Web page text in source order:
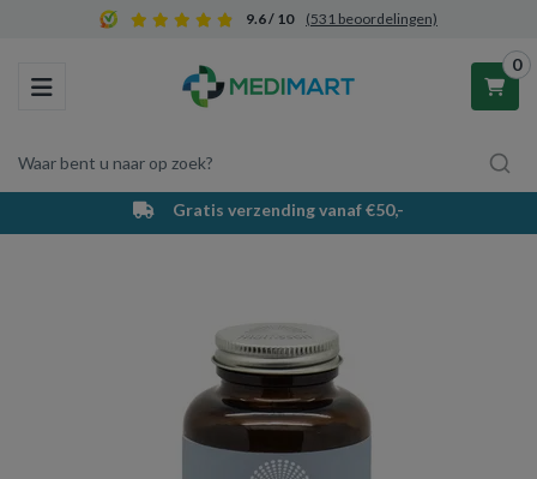
9.6 / 10 (531 beoordelingen)
Toggle navigation
Waar bent u naar op zoek?
0
Winkelwagen
Uw winkelwagen is leeg.
Vul hem met producten.
Gratis verzending vanaf €50,-